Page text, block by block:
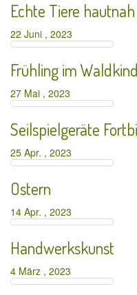
Echte Tiere
22 Juni , 2023
Frühling im
27 Mai , 2023
Seilspielgeräte
25 Apr. , 2023
Ostern
14 Apr. , 2023
Handwerkskunst
4 März , 2023